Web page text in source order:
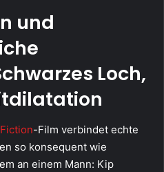
und
Loch,
-Film verbindet echte
so konsequent wie
an einem Mann: Kip